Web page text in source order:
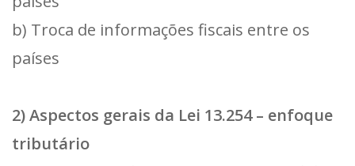
b) Troca de informações fiscais entre os
países
2) Aspectos gerais da Lei 13.254 – enfoque
tributário